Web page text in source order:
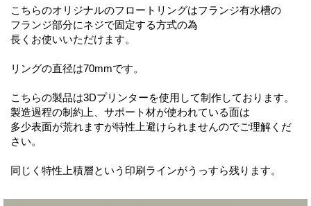
こちらのオリジナルのフロートリングはフランジ有水槽の
フランジ部分にネジで固定する方式の為
長くお使いいただけます。
リングの直径は70mmです。
こちらの製品は3Dプリンターを使用して制作しております。
製造過程の制約上、サポート材が使われている面は
多少表面が荒れますが特性上避けられませんのでご理解くだ
さい。
同じく特性上積層という印刷ラインがうっすら残ります。